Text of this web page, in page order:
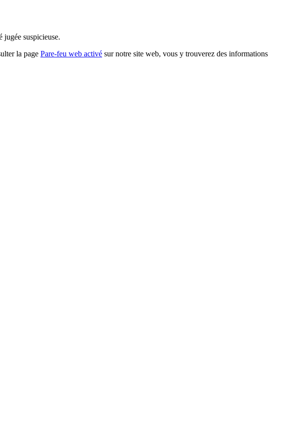
jugée suspicieuse.
la page Pare-feu web activé sur notre site web, vous y trouverez des informations